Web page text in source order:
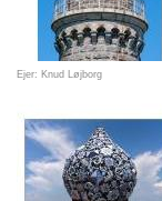
Ejer: Knud Løjborg